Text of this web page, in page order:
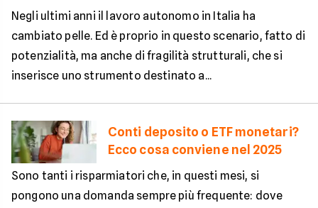
Negli ultimi anni il lavoro autonomo in Italia ha
cambiato pelle. Ed è proprio in questo scenario, fatto di
potenzialità, ma anche di fragilità strutturali, che si
inserisce uno strumento destinato a...
Conti deposito o ETF monetari?
Ecco cosa conviene nel 2025
Sono tanti i risparmiatori che, in questi mesi, si
pongono una domanda sempre più frequente: dove